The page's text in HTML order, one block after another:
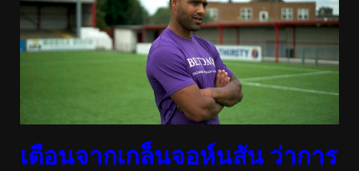
เตือนจากเกล็นจอห์นสัน ว่าการ